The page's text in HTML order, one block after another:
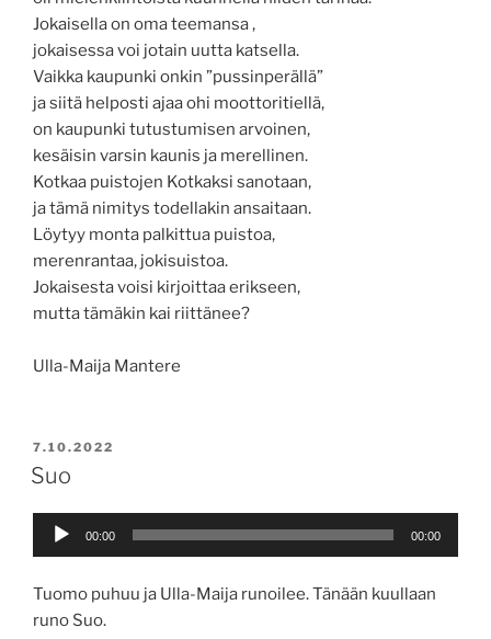
Jokaisella on oma teemansa ,
jokaisessa voi jotain uutta katsella.
Vaikka kaupunki onkin ”pussinperällä”
ja siitä helposti ajaa ohi moottoritiellä,
on kaupunki tutustumisen arvoinen,
kesäisin varsin kaunis ja merellinen.
Kotkaa puistojen Kotkaksi sanotaan,
ja tämä nimitys todellakin ansaitaan.
Löytyy monta palkittua puistoa,
merenrantaa, jokisuistoa.
Jokaisesta voisi kirjoittaa erikseen,
mutta tämäkin kai riittänee?
Ulla-Maija Mantere
JULKAISTU
7.10.2022
Suo
Äänitoistin
00:00 00:00
Tuomo puhuu ja Ulla-Maija runoilee. Tänään kuullaan
runo Suo.